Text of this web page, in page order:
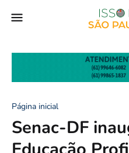
Página inicial
Senac-DF